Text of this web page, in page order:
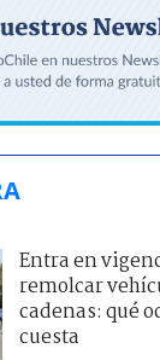
Entra en
remolcar
cadenas: qué
cuesta